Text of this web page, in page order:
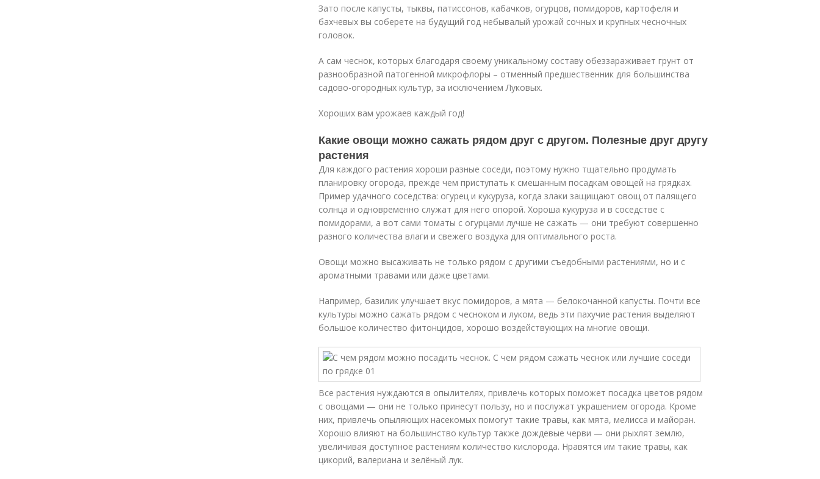
Зато после капусты, тыквы, патиссонов, кабачков, огурцов, помидоров, картофеля и
бахчевых вы соберете на будущий год небывалый урожай сочных и крупных чесночных
головок.
А сам чеснок, которых благодаря своему уникальному составу обеззараживает грунт от
разнообразной патогенной микрофлоры – отменный предшественник для большинства
садово-огородных культур, за исключением Луковых.
Хороших вам урожаев каждый год!
Какие овощи можно сажать рядом друг с другом. Полезные друг другу
растения
Для каждого растения хороши разные соседи, поэтому нужно тщательно продумать
планировку огорода, прежде чем приступать к смешанным посадкам овощей на грядках.
Пример удачного соседства: огурец и кукуруза, когда злаки защищают овощ от палящего
солнца и одновременно служат для него опорой. Хороша кукуруза и в соседстве с
помидорами, а вот сами томаты с огурцами лучше не сажать — они требуют совершенно
разного количества влаги и свежего воздуха для оптимального роста.
Овощи можно высаживать не только рядом с другими съедобными растениями, но и с
ароматными травами или даже цветами.
Например, базилик улучшает вкус помидоров, а мята — белокочанной капусты. Почти все
культуры можно сажать рядом с чесноком и луком, ведь эти пахучие растения выделяют
большое количество фитонцидов, хорошо воздействующих на многие овощи.
Все растения нуждаются в опылителях, привлечь которых поможет посадка цветов рядом
с овощами — они не только принесут пользу, но и послужат украшением огорода. Кроме
них, привлечь опыляющих насекомых помогут такие травы, как мята, мелисса и майоран.
Хорошо влияют на большинство культур также дождевые черви — они рыхлят землю,
увеличивая доступное растениям количество кислорода. Нравятся им такие травы, как
цикорий, валериана и зелёный лук.